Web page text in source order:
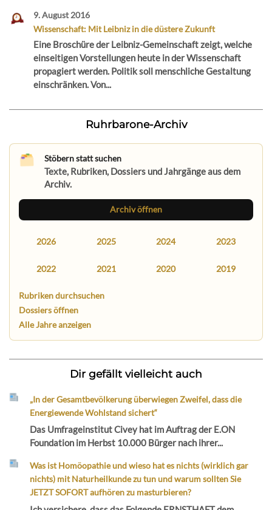
9. August 2016
Wissenschaft: Mit Leibniz in die düstere Zukunft
Eine Broschüre der Leibniz-Gemeinschaft zeigt, welche
einseitigen Vorstellungen heute in der Wissenschaft
propagiert werden. Politik soll menschliche Gestaltung
einschränken. Von...
Ruhrbarone-Archiv
Stöbern statt suchen
Texte, Rubriken, Dossiers und Jahrgänge aus dem
Archiv.
Archiv öffnen
2026 2025 2024 2023
2022 2021 2020 2019
Rubriken durchsuchen
Dossiers öffnen
Alle Jahre anzeigen
Dir gefällt vielleicht auch
„In der Gesamtbevölkerung überwiegen Zweifel, dass die
Energiewende Wohlstand sichert“
Das Umfrageinstitut Civey hat im Auftrag der E.ON
Foundation im Herbst 10.000 Bürger nach ihrer...
Was ist Homöopathie und wieso hat es nichts (wirklich gar
nichts) mit Naturheilkunde zu tun und warum sollten Sie
JETZT SOFORT aufhören zu masturbieren?